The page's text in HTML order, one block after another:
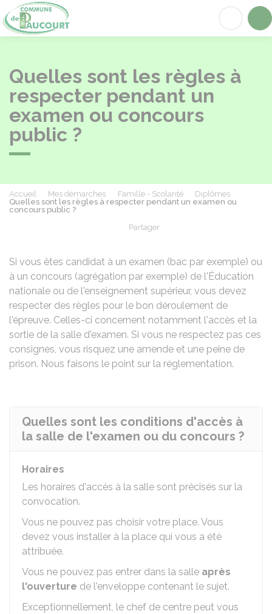
Quelles sont les règles à
respecter pendant un
examen ou concours
public ?
Accueil Mes démarches Famille - Scolarité
Diplômes
Quelles sont les règles à respecter pendant un examen ou
concours public ?
Partager
Si vous êtes candidat à un examen (bac par exemple) ou
à un concours (agrégation par exemple) de l'Éducation
nationale ou de l'enseignement supérieur, vous devez
respecter des règles pour le bon déroulement de
l'épreuve. Celles-ci concernent notamment l'accès et la
sortie de la salle d'examen. Si vous ne respectez pas ces
consignes, vous risquez une amende et une peine de
prison. Nous faisons le point sur la réglementation.
Quelles sont les conditions d'accès à
la salle de l'examen ou du concours ?
Horaires
Les horaires d'accès à la salle sont précisés sur la
convocation.
Vous ne pouvez pas choisir votre place. Vous
devez vous installer à la place qui vous a été
attribuée.
Vous ne pouvez pas entrer dans la salle après
l'ouverture de l'enveloppe contenant le sujet.
Exceptionnellement, le chef de centre peut vous